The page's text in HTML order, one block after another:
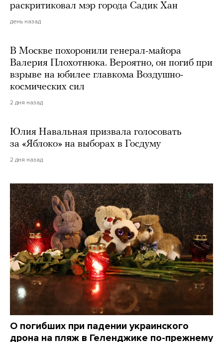
раскритиковал мэр города Садик Хан
день назад
В Москве похоронили генерал-майора
Валерия Плохотнюка. Вероятно, он погиб при
взрыве на юбилее главкома Воздушно-
космических сил
2 дня назад
Юлия Навальная призвала голосовать
за «Яблоко» на выборах в Госдуму
2 дня назад
О погибших при падении украинского
дрона на пляж в Геленджике по-прежнему